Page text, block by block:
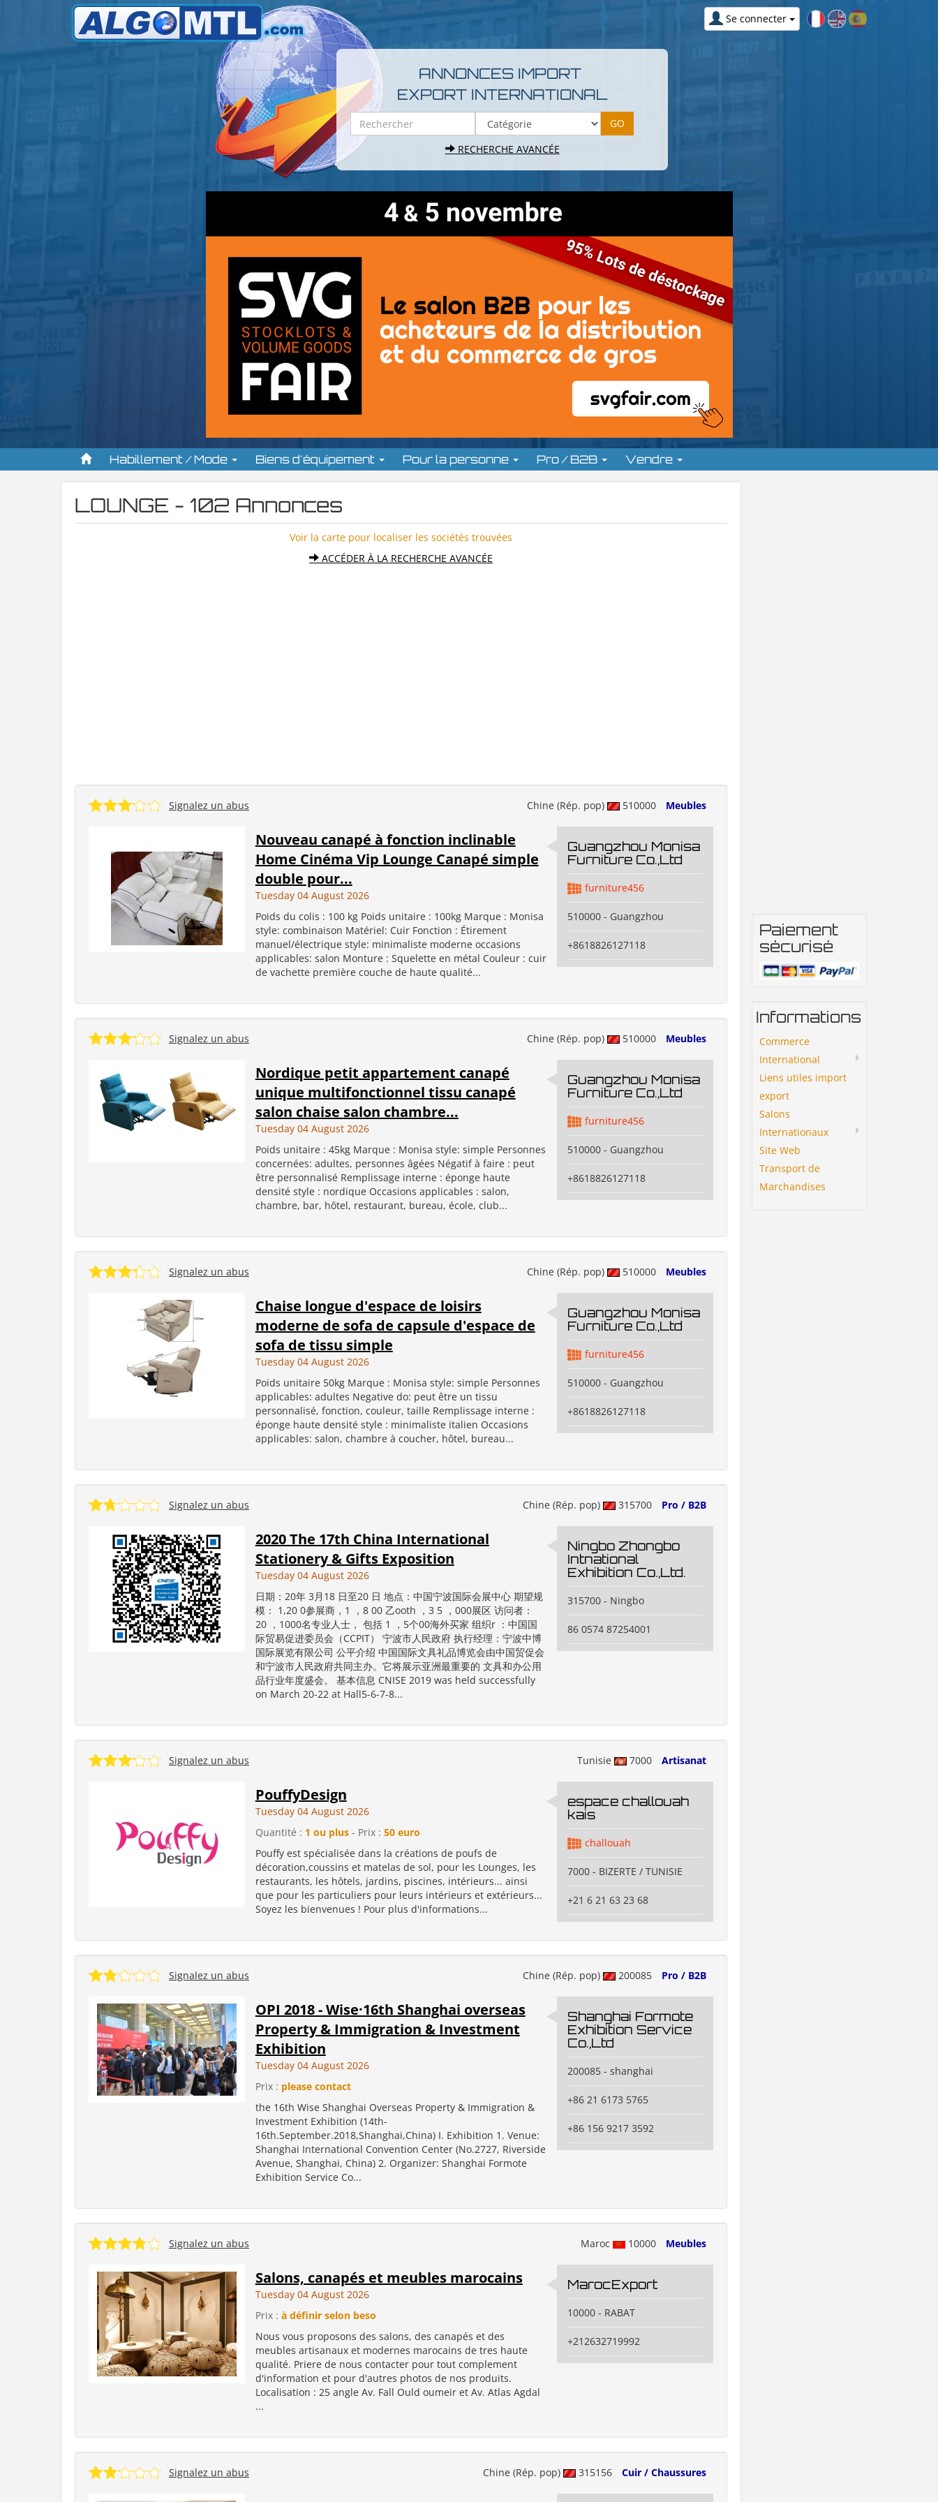
Se connecter
ANNONCES IMPORT
EXPORT INTERNATIONAL
RECHERCHE AVANCÉE
Habillement / Mode Biens d'équipement Pour la personne Pro / B2B Vendre
LOUNGE - 102 Annonces
Voir la carte pour localiser les sociétés trouvées
ACCÉDER À LA RECHERCHE AVANCÉE
Chine (Rép. pop) 510000 Meubles
Signalez un abus
Nouveau canapé à fonction inclinable
Home Cinéma Vip Lounge Canapé simple
double pour...
Tuesday 04 August 2026
Poids du colis : 100 kg Poids unitaire : 100kg Marque : Monisa
style: combinaison Matériel: Cuir Fonction : Étirement
manuel/électrique style: minimaliste moderne occasions
applicables: salon Monture : Squelette en métal Couleur : cuir
de vachette première couche de haute qualité...
Guangzhou Monisa
Furniture Co.,Ltd
furniture456
510000 - Guangzhou
+8618826127118
Chine (Rép. pop) 510000 Meubles
Signalez un abus
Nordique petit appartement canapé
unique multifonctionnel tissu canapé
salon chaise salon chambre...
Tuesday 04 August 2026
Poids unitaire : 45kg Marque : Monisa style: simple Personnes
concernées: adultes, personnes âgées Négatif à faire : peut
être personnalisé Remplissage interne : éponge haute
densité style : nordique Occasions applicables : salon,
chambre, bar, hôtel, restaurant, bureau, école, club...
Guangzhou Monisa
Furniture Co.,Ltd
furniture456
510000 - Guangzhou
+8618826127118
Chine (Rép. pop) 510000 Meubles
Signalez un abus
Chaise longue d'espace de loisirs
moderne de sofa de capsule d'espace de
sofa de tissu simple
Tuesday 04 August 2026
Poids unitaire 50kg Marque : Monisa style: simple Personnes
applicables: adultes Negative do: peut être un tissu
personnalisé, fonction, couleur, taille Remplissage interne :
éponge haute densité style : minimaliste italien Occasions
applicables: salon, chambre à coucher, hôtel, bureau...
Guangzhou Monisa
Furniture Co.,Ltd
furniture456
510000 - Guangzhou
+8618826127118
Chine (Rép. pop) 315700 Pro / B2B
Signalez un abus
2020 The 17th China International
Stationery & Gifts Exposition
Tuesday 04 August 2026
日期：20年 3月18 日至20 日 地点：中国宁波国际会展中心 期望规
模： 1,20 0参展商，1 ，8 00 乙ooth ，3 5 ，000展区 访问者：
20 ，1000名专业人士， 包括 1 ，5个00海外买家 组织r ：中国国
际贸易促进委员会（CCPIT） 宁波市人民政府 执行经理：宁波中博
国际展览有限公司 公平介绍 中国国际文具礼品博览会由中国贸促会
和宁波市人民政府共同主办。它将展示亚洲最重要的 文具和办公用
品行业年度盛会。 基本信息 CNISE 2019 was held successfully
on March 20-22 at Hall5-6-7-8...
Ningbo Zhongbo
Intnational
Exhibition Co.,Ltd.
315700 - Ningbo
86 0574 87254001
Tunisie 7000 Artisanat
Signalez un abus
PouffyDesign
Tuesday 04 August 2026
Quantité : 1 ou plus - Prix : 50 euro
Pouffy est spécialisée dans la créations de poufs de
décoration,coussins et matelas de sol, pour les Lounges, les
restaurants, les hôtels, jardins, piscines, intérieurs... ainsi
que pour les particuliers pour leurs intérieurs et extérieurs...
Soyez les bienvenues ! Pour plus d'informations...
espace challouah
kais
challouah
7000 - BIZERTE / TUNISIE
+21 6 21 63 23 68
Chine (Rép. pop) 200085 Pro / B2B
Signalez un abus
OPI 2018 - Wise·16th Shanghai overseas
Property & Immigration & Investment
Exhibition
Tuesday 04 August 2026
Prix : please contact
the 16th Wise Shanghai Overseas Property & Immigration &
Investment Exhibition (14th-
16th.September.2018,Shanghai,China) I. Exhibition 1. Venue:
Shanghai International Convention Center (No.2727, Riverside
Avenue, Shanghai, China) 2. Organizer: Shanghai Formote
Exhibition Service Co...
Shanghai Formote
Exhibition Service
Co.,Ltd
200085 - shanghai
+86 21 6173 5765
+86 156 9217 3592
Maroc 10000 Meubles
Signalez un abus
Salons, canapés et meubles marocains
Tuesday 04 August 2026
Prix : à définir selon beso
Nous vous proposons des salons, des canapés et des
meubles artisanaux et modernes marocains de tres haute
qualité. Priere de nous contacter pour tout complement
d'information et pour d'autres photos de nos produits.
Localisation : 25 angle Av. Fall Ould oumeir et Av. Atlas Agdal
...
MarocExport
10000 - RABAT
+212632719992
Chine (Rép. pop) 315156 Cuir / Chaussures
Signalez un abus
Paiement
sécurisé
Informations
Commerce
International
Liens utiles import
export
Salons
Internationaux
Site Web
Transport de
Marchandises